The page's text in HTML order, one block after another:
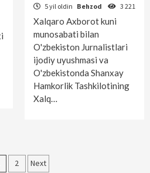
5 yil oldin Behzod 3 221
Xalqaro Axborot kuni
munosabati bilan
O'zbekis­ton Jurnalistlari
ijodiy uyushmasi va
O'zbekis­tonda Shanxay
Hamkorlik Tashkilotining
Xalq…
2 Next